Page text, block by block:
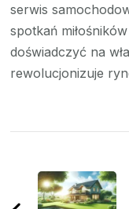
serwis
spotkań
doświadczyć na
rewolucjonizuje
wpisy